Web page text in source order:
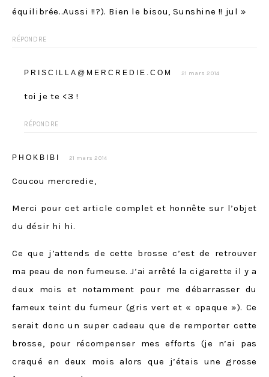
équilibrée..Aussi !!?). Bien le bisou, Sunshine !! jul »
RÉPONDRE
PRISCILLA@MERCREDIE.COM 21 mars 2014
toi je te <3 !
RÉPONDRE
PHOKBIBI 21 mars 2014
Coucou mercredie,
Merci pour cet article complet et honnête sur l’objet
du désir hi hi.
Ce que j’attends de cette brosse c’est de retrouver
ma peau de non fumeuse. J’ai arrêté la cigarette il y a
deux mois et notamment pour me débarrasser du
fameux teint du fumeur (gris vert et « opaque »). Ce
serait donc un super cadeau que de remporter cette
brosse, pour récompenser mes efforts (je n’ai pas
craqué en deux mois alors que j’étais une grosse